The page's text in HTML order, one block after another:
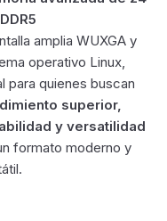
amplia WUXGA y
operativo Linux,
para quienes buscan
superior,
y versatilidad
formato moderno y